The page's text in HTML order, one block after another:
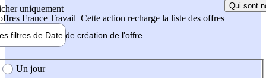
uniquement
France Travail Cette action recharge la liste des offres
Qui sont
filtres de Date de création de l'offre
création de l'offre
Un jour